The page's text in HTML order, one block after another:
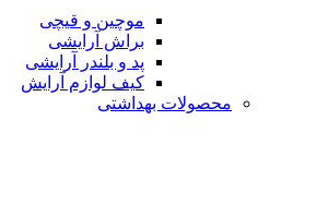
موچین و قیچی
براش آرایشی
پد و بلندر آرایشی
کیف لوازم آرایش
محصولات بهداشتی